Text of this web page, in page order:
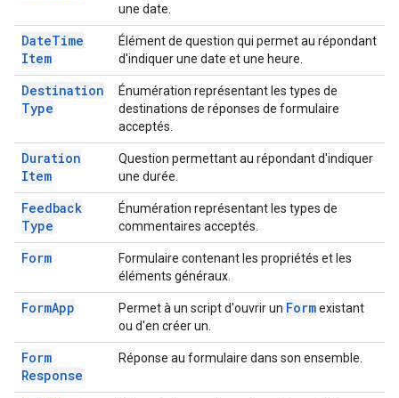
une date.
DateTime
Item
Élément de question qui permet au répondant
d'indiquer une date et une heure.
Destination
Type
Énumération représentant les types de
destinations de réponses de formulaire
acceptés.
Duration
Item
Question permettant au répondant d'indiquer
une durée.
Feedback
Type
Énumération représentant les types de
commentaires acceptés.
Form
Formulaire contenant les propriétés et les
éléments généraux.
FormApp Permet à un script d'ouvrir un Formexistant
ou d'en créer un.
Form
Response
Réponse au formulaire dans son ensemble.